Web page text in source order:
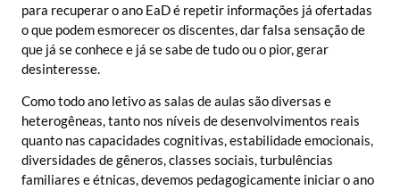
para recuperar o ano EaD é repetir informações já ofertadas
o que podem esmorecer os discentes, dar falsa sensação de
que já se conhece e já se sabe de tudo ou o pior, gerar
desinteresse.
Como todo ano letivo as salas de aulas são diversas e
heterogêneas, tanto nos níveis de desenvolvimentos reais
quanto nas capacidades cognitivas, estabilidade emocionais,
diversidades de gêneros, classes sociais, turbulências
familiares e étnicas, devemos pedagogicamente iniciar o ano